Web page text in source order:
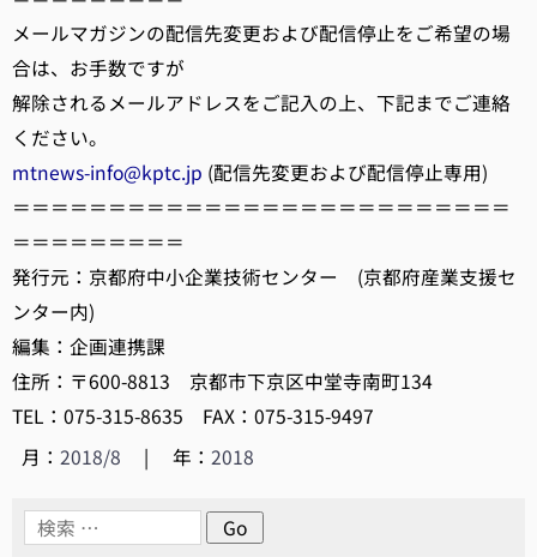
メールマガジンの配信先変更および配信停止をご希望の場
合は、お手数ですが
解除されるメールアドレスをご記入の上、下記までご連絡
ください。
mtnews-info@kptc.jp (配信先変更および配信停止専用)
＝＝＝＝＝＝＝＝＝＝＝＝＝＝＝＝＝＝＝＝＝＝＝＝＝＝
＝＝＝＝＝＝＝＝＝
発行元：京都府中小企業技術センター (京都府産業支援セ
ンター内)
編集：企画連携課
住所：〒600-8813 京都市下京区中堂寺南町134
TEL：075-315-8635 FAX：075-315-9497
月： 2018/8 | 年：2018